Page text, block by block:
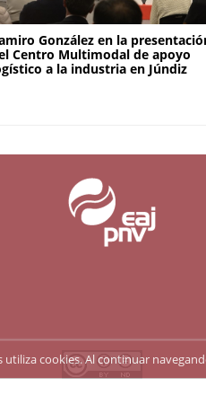
González en la
Centro Multimodal de apoyo
a la industria en Júndiz
cookies. Al continuar